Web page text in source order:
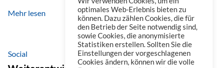
beeindruckender Geschichte, gewachsenem Know-how und
einem stabilen Fundament. Ein starkes Netzwerk in ganz
Europa Die Vienna Insurance Group ist die führende
Versicherungsgruppe in Zentral- und Osteuropa. Mit über
50 Versicherungsgesellschaften in insgesamt 30 Ländern
verbindet sie regionale Stärke mit internationaler
Mehr lesen
Social
optimales Web-Erlebnis bieten zu
können. Dazu zählen Cookies, die für
den Betrieb der Seite notwendig sind,
sowie Cookies, die anonymisierte
Statistiken erstellen. Sollten Sie die
Einstellungen der vorgeschlagenen
Cookies ändern, können wir die volle